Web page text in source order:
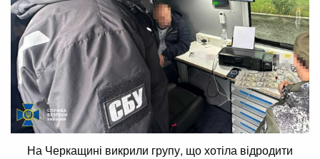
На Черкащині викрили групу, що хотіла відродити